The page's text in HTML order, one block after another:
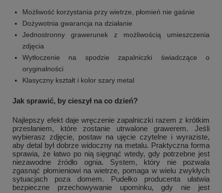
Możliwość korzystania przy wietrze, płomień nie gaśnie
Dożywotnia gwarancja na działanie
Jednostronny grawerunek z możliwością umieszczenia
zdjęcia
Wytłoczenie na spodzie zapalniczki świadczące o
oryginalności
Klasyczny kształt i kolor szary metal
Jak sprawić, by cieszył na co dzień?
Najlepszy efekt daje wręczenie zapalniczki razem z krótkim
przesłaniem, które zostanie utrwalone grawerem. Jeśli
wybierasz zdjęcie, postaw na ujęcie czytelne i wyraziste,
aby detal był dobrze widoczny na metalu. Praktyczna forma
sprawia, że łatwo po nią sięgnąć wtedy, gdy potrzebne jest
niezawodne źródło ognia. System, który nie pozwala
zgasnąć płomieniowi na wietrze, pomaga w wielu zwykłych
sytuacjach poza domem. Pudełko producenta ułatwia
bezpieczne przechowywanie upominku, gdy nie jest